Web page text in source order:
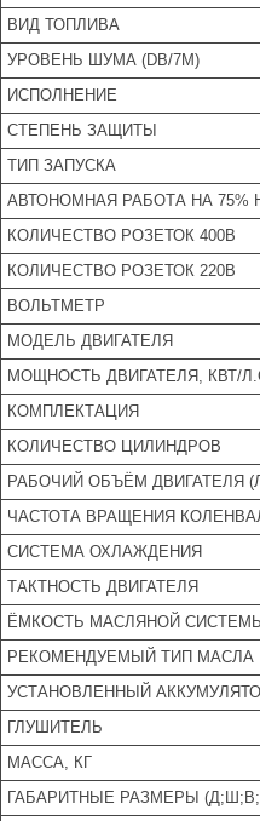
ВИД ТОПЛИВА
УРОВЕНЬ ШУМА (DB/7М)
ИСПОЛНЕНИЕ
СТЕПЕНЬ ЗАЩИТЫ
ТИП ЗАПУСКА
АВТОНОМНАЯ РАБОТА НА 75%
КОЛИЧЕСТВО РОЗЕТОК 400В
КОЛИЧЕСТВО РОЗЕТОК 220В
ВОЛЬТМЕТР
МОДЕЛЬ ДВИГАТЕЛЯ
МОЩНОСТЬ ДВИГАТЕЛЯ, КВТ/
КОМПЛЕКТАЦИЯ
КОЛИЧЕСТВО ЦИЛИНДРОВ
РАБОЧИЙ ОБЪЁМ ДВИГАТЕЛЯ
ЧАСТОТА ВРАЩЕНИЯ
СИСТЕМА ОХЛАЖДЕНИЯ
ТАКТНОСТЬ ДВИГАТЕЛЯ
ЁМКОСТЬ МАСЛЯНОЙ
РЕКОМЕНДУЕМЫЙ ТИП МАСЛА
УСТАНОВЛЕННЫЙ
ГЛУШИТЕЛЬ
МАССА, КГ
ГАБАРИТНЫЕ РАЗМЕРЫ